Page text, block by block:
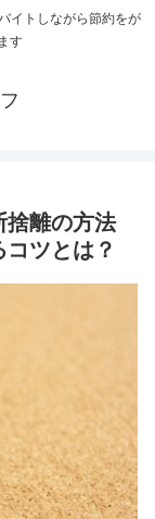
イトしながら節約をが
す
捨離の方法
ツとは？